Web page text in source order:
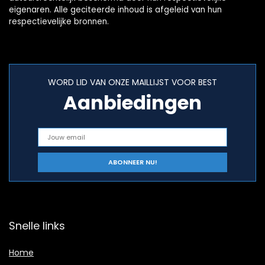
eigenaren. Alle geciteerde inhoud is afgeleid van hun
respectievelijke bronnen.
WORD LID VAN ONZE MAILLIJST VOOR BEST
Aanbiedingen
Snelle links
Home